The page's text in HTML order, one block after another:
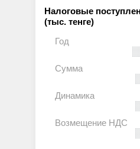
Налоговые
(тыс. тенге)